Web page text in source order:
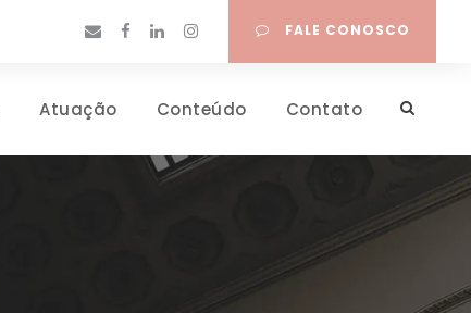
FALE CONOSCO
Atuação Conteúdo Contato